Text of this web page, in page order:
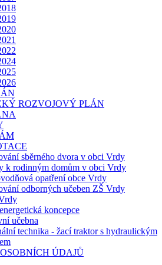
ROZVOJOVÝ PLÁN
sběrného dvora v obci Vrdy
k rodinným domům v obci Vrdy
opatření obce Vrdy
odborných učeben ZŠ Vrdy
koncepce
učebna
technika - žací traktor s hydraulickým
ÚDAJŮ